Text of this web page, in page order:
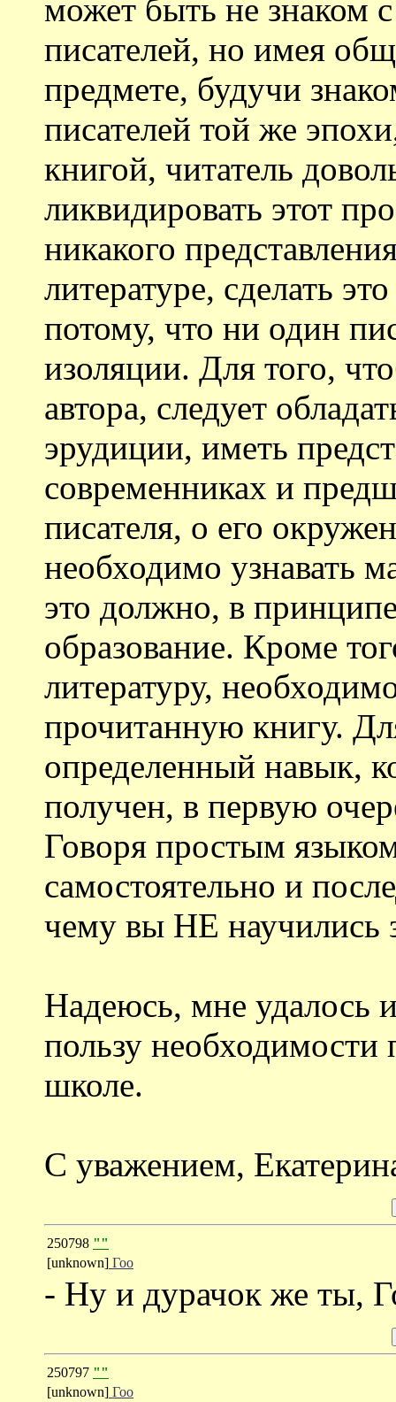
может быть не знаком
писателей, но имея
предмете, будучи
писателей той же
книгой, читатель
ликвидировать этот
никакого
литературе, сделать
потому, что ни один
изоляции. Для того,
автора, следует
эрудиции, иметь
современниках и
писателя, о его
необходимо узнавать
это должно, в
образование. Кроме
литературу,
прочитанную книгу.
определенный навык,
получен, в первую
Говоря простым
самостоятельно и
чему вы НЕ научились
Надеюсь, мне удалось
пользу необходимости
школе.
С уважением,
250798 ""
[unknown] Гоо
- Ну и дурачок же ты,
250797 ""
[unknown] Гоо